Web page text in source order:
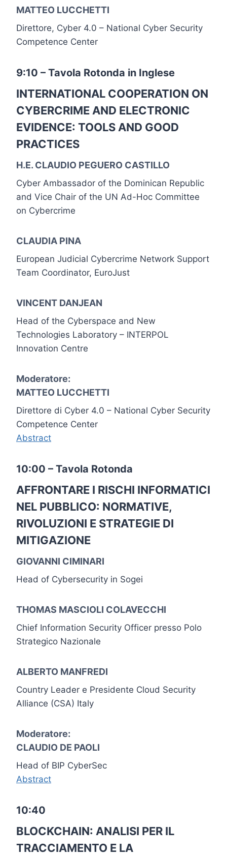
MATTEO LUCCHETTI
Direttore, Cyber 4.0 – National Cyber Security
Competence Center
9:10 – Tavola Rotonda in Inglese
INTERNATIONAL COOPERATION ON
CYBERCRIME AND ELECTRONIC
EVIDENCE: TOOLS AND GOOD
PRACTICES
H.E. CLAUDIO PEGUERO CASTILLO
Cyber Ambassador of the Dominican Republic
and Vice Chair of the UN Ad-Hoc Committee
on Cybercrime
CLAUDIA PINA
European Judicial Cybercrime Network Support
Team Coordinator, EuroJust
VINCENT DANJEAN
Head of the Cyberspace and New
Technologies Laboratory – INTERPOL
Innovation Centre
Moderatore:
MATTEO LUCCHETTI
Direttore di Cyber 4.0 – National Cyber Security
Competence Center
Abstract
10:00 – Tavola Rotonda
AFFRONTARE I RISCHI INFORMATICI
NEL PUBBLICO: NORMATIVE,
RIVOLUZIONI E STRATEGIE DI
MITIGAZIONE
GIOVANNI CIMINARI
Head of Cybersecurity in Sogei
THOMAS MASCIOLI COLAVECCHI
Chief Information Security Officer presso Polo
Strategico Nazionale
ALBERTO MANFREDI
Country Leader e Presidente Cloud Security
Alliance (CSA) Italy
Moderatore:
CLAUDIO DE PAOLI
Head of BIP CyberSec
Abstract
10:40
BLOCKCHAIN: ANALISI PER IL
TRACCIAMENTO E LA